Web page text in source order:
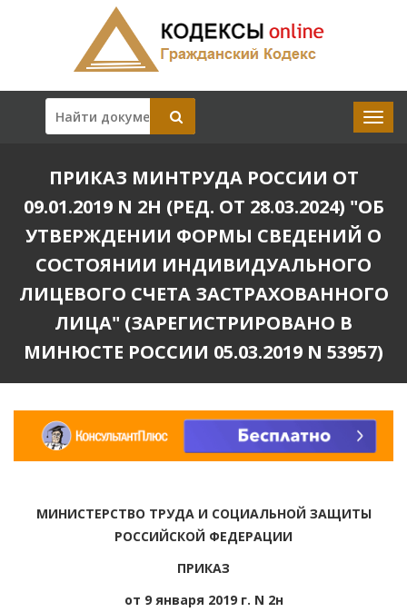
ПРИКАЗ МИНТРУДА РОССИИ ОТ
09.01.2019 N 2Н (РЕД. ОТ 28.03.2024) "ОБ
УТВЕРЖДЕНИИ ФОРМЫ СВЕДЕНИЙ О
СОСТОЯНИИ ИНДИВИДУАЛЬНОГО
ЛИЦЕВОГО СЧЕТА ЗАСТРАХОВАННОГО
ЛИЦА" (ЗАРЕГИСТРИРОВАНО В
МИНЮСТЕ РОССИИ 05.03.2019 N 53957)
МИНИСТЕРСТВО ТРУДА И СОЦИАЛЬНОЙ ЗАЩИТЫ
РОССИЙСКОЙ ФЕДЕРАЦИИ
ПРИКАЗ
от 9 января 2019 г. N 2н